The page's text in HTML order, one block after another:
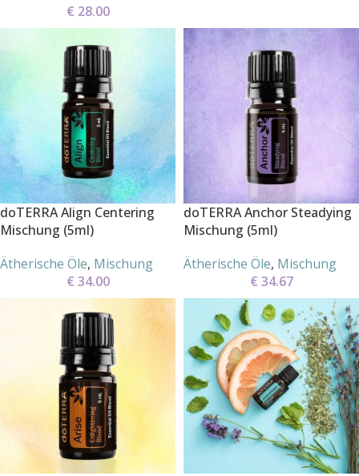
€ 28.00
doTERRA Align Centering
Mischung (5ml)
Ätherische Öle, Mischung
€ 34.00
doTERRA Anchor Steadying
Mischung (5ml)
Ätherische Öle, Mischung
€ 34.67